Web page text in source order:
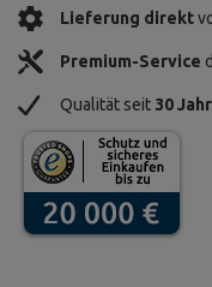
Lieferung direkt
Premium-Service
Qualität seit 30